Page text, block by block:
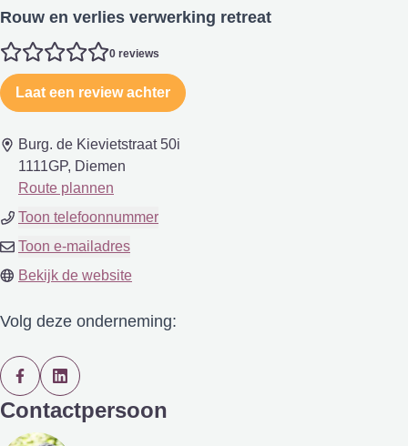
Rouw en verlies verwerking retreat
0 reviews
Laat een review achter
Burg. de Kievietstraat 50i
1111GP, Diemen
Route plannen
Toon telefoonnummer
Toon e-mailadres
Bekijk de website
Volg deze onderneming:
Contactpersoon